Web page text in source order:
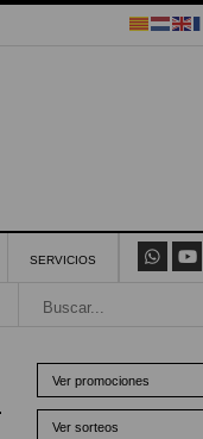
SERVICIOS
Ver promociones
Ver sorteos